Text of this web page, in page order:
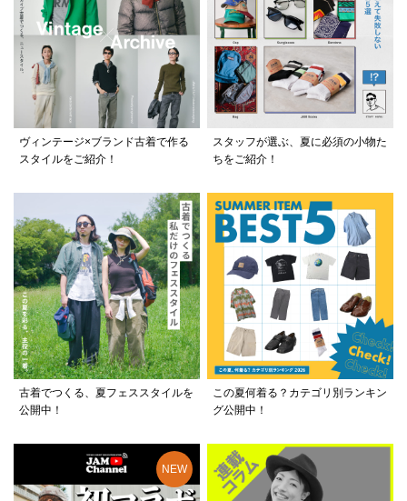
ヴィンテージ×ブランド古着で作る
スタイルをご紹介！
スタッフが選ぶ、夏に必須の小物た
ちをご紹介！
古着でつくる、夏フェススタイルを
公開中！
この夏何着る？カテゴリ別ランキン
グ公開中！